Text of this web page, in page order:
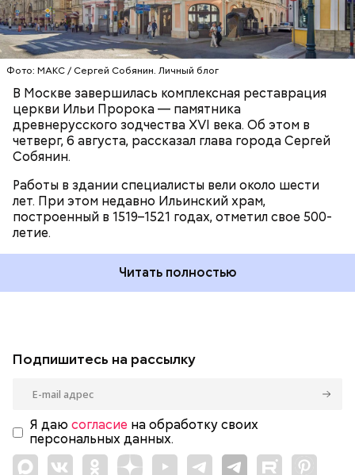
Фото: МАКС / Сергей Собянин. Личный блог
В Москве завершилась комплексная реставрация
церкви Ильи Пророка — памятника
древнерусского зодчества XVI века. Об этом в
четверг, 6 августа, рассказал глава города Сергей
Собянин.
Работы в здании специалисты вели около шести
лет. При этом недавно Ильинский храм,
построенный в 1519–1521 годах, отметил свое 500-
летие.
Читать полностью
Подпишитесь на рассылку
Я даю согласие на обработку своих
персональных данных.